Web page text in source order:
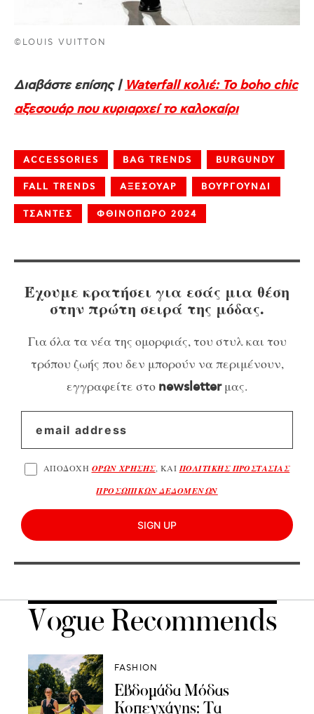
©LOUIS VUITTON
Διαβάστε επίσης | Waterfall κολιέ: Το boho chic
αξεσουάρ που κυριαρχεί το καλοκαίρι
ACCESSORIES BAG TRENDS BURGUNDY
FALL TRENDS ΑΞΕΣΟΥΑΡ ΒΟΥΡΓΟΥΝΔΙ
ΤΣΑΝΤΕΣ ΦΘΙΝΟΠΩΡΟ 2024
Έχουμε κρατήσει για εσάς μια θέση
στην πρώτη σειρά της μόδας.
Για όλα τα νέα της ομορφιάς, του στυλ και του
τρόπου ζωής που δεν μπορούν να περιμένουν,
εγγραφείτε στο newsletterμας.
ΑΠΟΔΟΧΗ ΟΡΩΝ ΧΡΗΣΗΣ, ΚΑΙ ΠΟΛΙΤΙΚΗΣ ΠΡΟΣΤΑΣΙΑΣ
ΠΡΟΣΩΠΙΚΩΝ ΔΕΔΟΜΕΝΩΝ
SIGN UP
Vogue Recommends
FASHION
Εβδομάδα Μόδας
Κοπεγχάγης: Τα